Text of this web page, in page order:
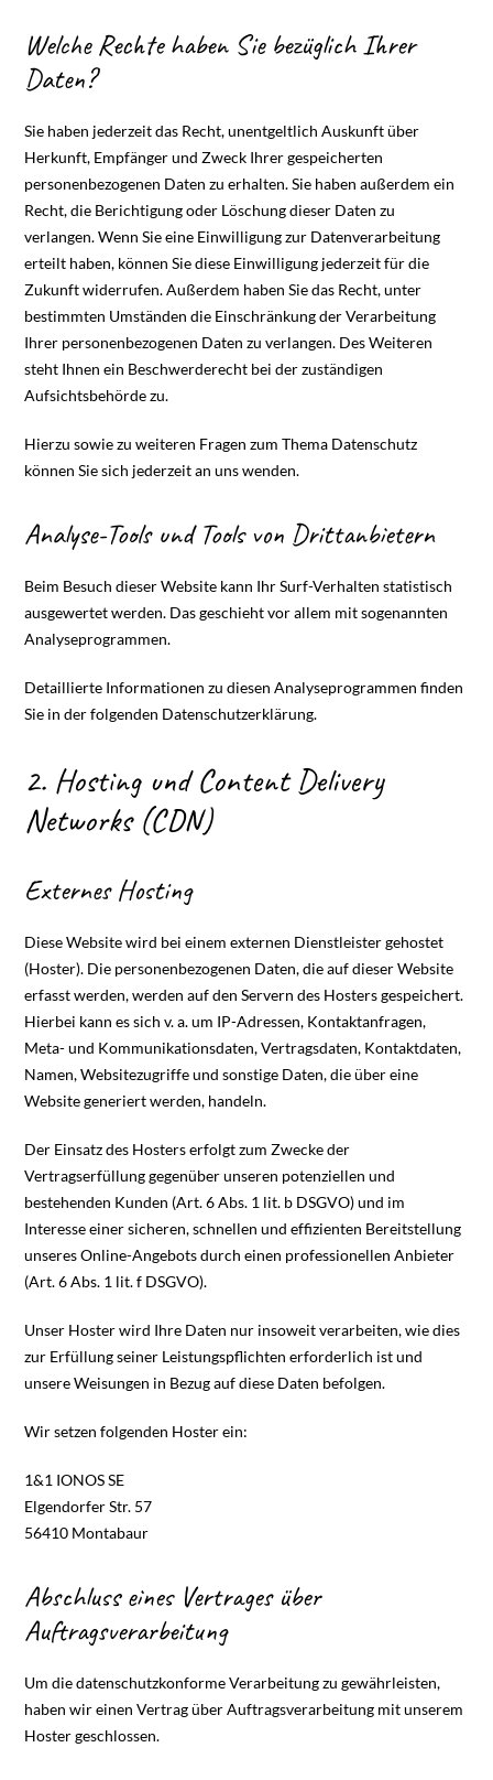
Welche Rechte haben Sie bezüglich Ihrer
Daten?
Sie haben jederzeit das Recht, unentgeltlich Auskunft über
Herkunft, Empfänger und Zweck Ihrer gespeicherten
personenbezogenen Daten zu erhalten. Sie haben außerdem ein
Recht, die Berichtigung oder Löschung dieser Daten zu
verlangen. Wenn Sie eine Einwilligung zur Datenverarbeitung
erteilt haben, können Sie diese Einwilligung jederzeit für die
Zukunft widerrufen. Außerdem haben Sie das Recht, unter
bestimmten Umständen die Einschränkung der Verarbeitung
Ihrer personenbezogenen Daten zu verlangen. Des Weiteren
steht Ihnen ein Beschwerderecht bei der zuständigen
Aufsichtsbehörde zu.
Hierzu sowie zu weiteren Fragen zum Thema Datenschutz
können Sie sich jederzeit an uns wenden.
Analyse-Tools und Tools von Dritt­anbietern
Beim Besuch dieser Website kann Ihr Surf-Verhalten statistisch
ausgewertet werden. Das geschieht vor allem mit sogenannten
Analyseprogrammen.
Detaillierte Informationen zu diesen Analyseprogrammen finden
Sie in der folgenden Datenschutzerklärung.
2. Hosting und Content Delivery
Networks (CDN)
Externes Hosting
Diese Website wird bei einem externen Dienstleister gehostet
(Hoster). Die personenbezogenen Daten, die auf dieser Website
erfasst werden, werden auf den Servern des Hosters gespeichert.
Hierbei kann es sich v. a. um IP-Adressen, Kontaktanfragen,
Meta- und Kommunikationsdaten, Vertragsdaten, Kontaktdaten,
Namen, Websitezugriffe und sonstige Daten, die über eine
Website generiert werden, handeln.
Der Einsatz des Hosters erfolgt zum Zwecke der
Vertragserfüllung gegenüber unseren potenziellen und
bestehenden Kunden (Art. 6 Abs. 1 lit. b DSGVO) und im
Interesse einer sicheren, schnellen und effizienten Bereitstellung
unseres Online-Angebots durch einen professionellen Anbieter
(Art. 6 Abs. 1 lit. f DSGVO).
Unser Hoster wird Ihre Daten nur insoweit verarbeiten, wie dies
zur Erfüllung seiner Leistungspflichten erforderlich ist und
unsere Weisungen in Bezug auf diese Daten befolgen.
Wir setzen folgenden Hoster ein:
1&1 IONOS SE
Elgendorfer Str. 57
56410 Montabaur
Abschluss eines Vertrages über
Auftragsverarbeitung
Um die datenschutzkonforme Verarbeitung zu gewährleisten,
haben wir einen Vertrag über Auftragsverarbeitung mit unserem
Hoster geschlossen.